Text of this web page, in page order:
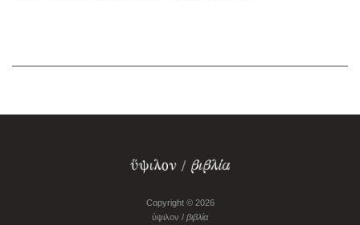
Copyright © 2026
ύψιλον / βιβλία